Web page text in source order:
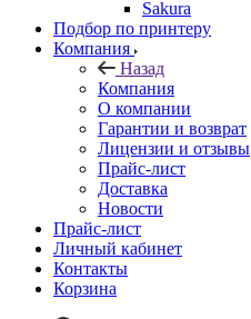
Sakura
Подбор по принтеру
Компания
Назад
Компания
О компании
Гарантии и возврат
Лицензии и отзывы
Прайс-лист
Доставка
Новости
Прайс-лист
Личный кабинет
Контакты
Корзина